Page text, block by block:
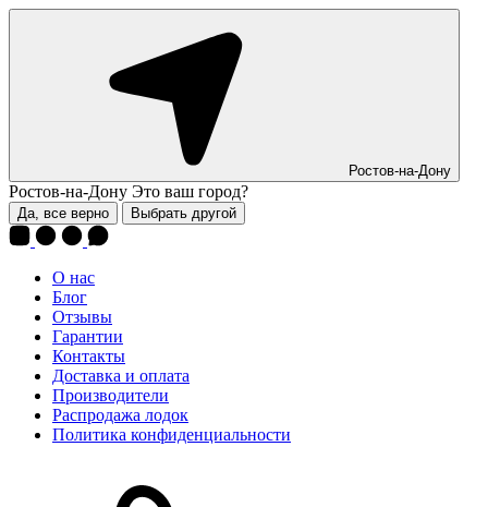
Ростов-на-Дону
Ростов-на-Дону Это ваш город?
Да, все верно Выбрать другой
О нас
Блог
Отзывы
Гарантии
Контакты
Доставка и оплата
Производители
Распродажа лодок
Политика конфиденциальности